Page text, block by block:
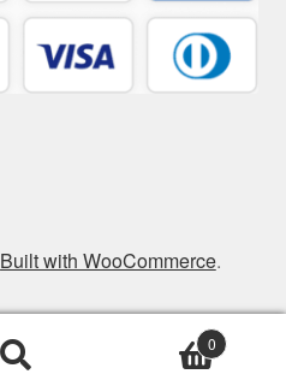
Built with WooCommerce.
0